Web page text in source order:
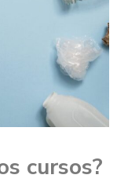
cursos?